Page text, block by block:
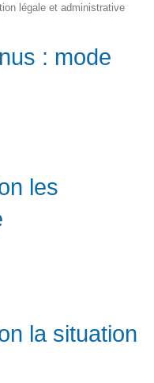
légale et administrative
: mode
les
la situation